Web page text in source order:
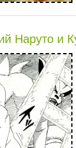
Наруто и